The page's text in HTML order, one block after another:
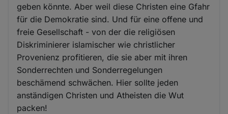
geben könnte. Aber weil diese Christen eine Gfahr
für die Demokratie sind. Und für eine offene und
freie Gesellschaft - von der die religiösen
Diskriminierer islamischer wie christlicher
Provenienz profitieren, die sie aber mit ihren
Sonderrechten und Sonderregelungen
beschämend schwächen. Hier sollte jeden
anständigen Christen und Atheisten die Wut
packen!